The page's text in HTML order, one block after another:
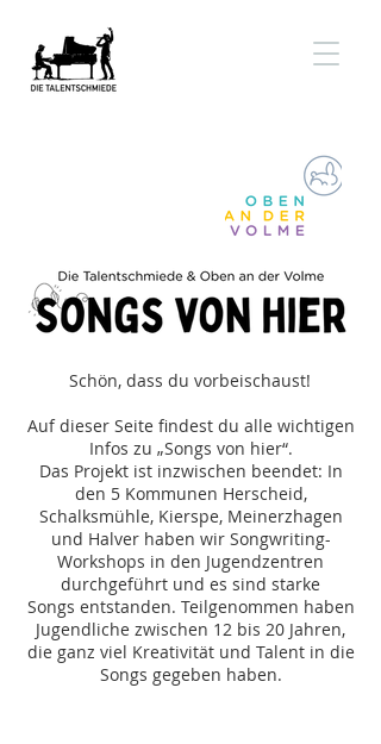
Schön, dass du vorbeischaust!
Auf dieser Seite findest du alle wichtigen
Infos zu „Songs von hier“.
Das Projekt ist inzwischen beendet: In
den 5 Kommunen Herscheid,
Schalksmühle, Kierspe, Meinerzhagen
und Halver haben wir Songwriting-
Workshops in den Jugendzentren
durchgeführt und es sind starke
Songs entstanden. Teilgenommen haben
Jugendliche zwischen 12 bis 20 Jahren,
die ganz viel Kreativität und Talent in die
Songs gegeben haben.